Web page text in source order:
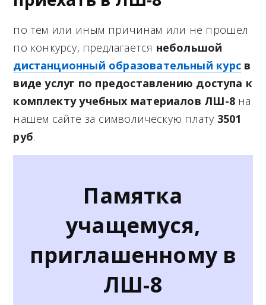
по тем или иным причинам или не прошел
по конкурсу, предлагается небольшой
дистанционный образовательный курсв
виде услуг по предоставлению доступа к
комплекту учебных материалов ЛШ-8 на
нашем сайте за символическую плату 3501
руб.
Памятка
учащемуся,
приглашенному в
ЛШ-8